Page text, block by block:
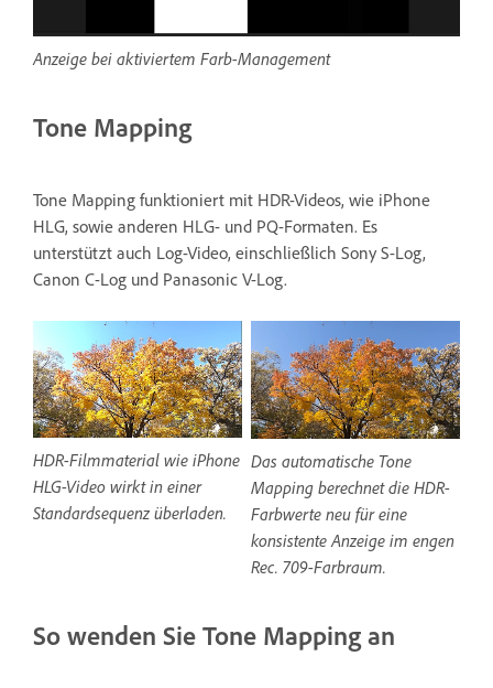
Anzeige bei aktiviertem Farb-Management
Tone Mapping
Tone Mapping funktioniert mit HDR-Videos, wie iPhone
HLG, sowie anderen HLG- und PQ-Formaten. Es
unterstützt auch Log-Video, einschließlich Sony S-Log,
Canon C-Log und Panasonic V-Log.
HDR-Filmmaterial wie iPhone
HLG-Video wirkt in einer
Standardsequenz überladen.
Das automatische Tone
Mapping berechnet die HDR-
Farbwerte neu für eine
konsistente Anzeige im engen
Rec. 709-Farbraum.
So wenden Sie Tone Mapping an